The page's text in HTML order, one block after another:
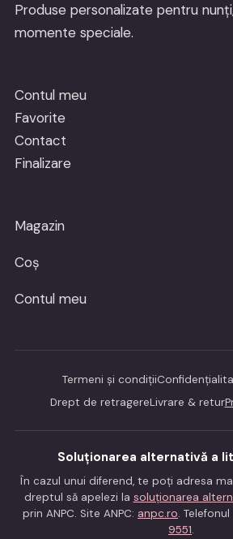
Produse personalizate pentru
momente speciale.
Contul meu
Favorite
Contact
Finalizare
Magazin
Coș
Contul meu
Termeni și condiții
Drept de retragereLivrare & retur
Soluționarea alternativă a
În cazul unui diferend, te poți adresa
dreptul să apelezi la soluționarea
prin ANPC. Site ANPC: anpc.ro.
9551.